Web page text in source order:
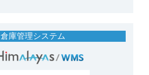
倉庫管理システム